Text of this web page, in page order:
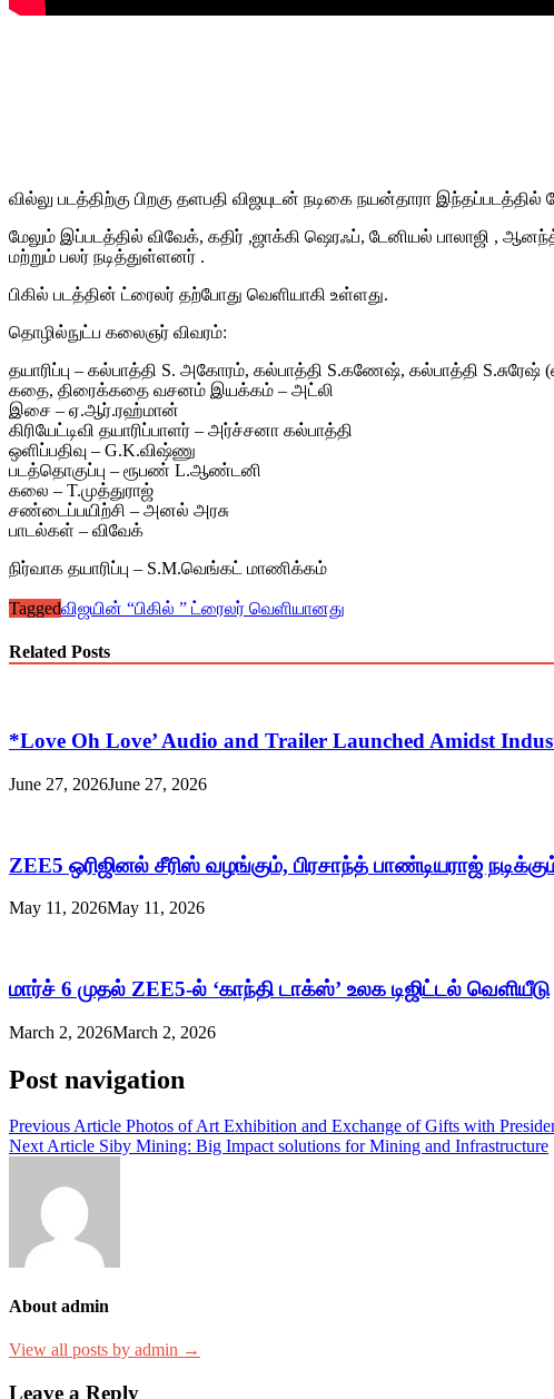
வில்லு படத்திற்கு பிறகு தளபதி விஜயுடன் நடிகை நயன்தாரா இந்தப்படத்தில்
மேலும் இப்படத்தில் விவேக், கதிர் ,ஜாக்கி ஷெரஃப், டேனியல் பாலாஜி ,
மற்றும் பலர் நடித்துள்ளனர் .
பிகில் படத்தின் ட்ரைலர் தற்போது வெளியாகி உள்ளது.
தொழில்நுட்ப கலைஞர் விவரம்:
தயாரிப்பு – கல்பாத்தி S. அகோரம், கல்பாத்தி S.கணேஷ், கல்பாத்தி
கதை, திரைக்கதை வசனம் இயக்கம் – அட்லி
இசை – ஏ.ஆர்.ரஹ்மான்
கிரியேட்டிவி தயாரிப்பாளர் – அர்ச்சனா கல்பாத்தி
ஒளிப்பதிவு – G.K.விஷ்ணு
படத்தொகுப்பு – ரூபண் L.ஆண்டனி
கலை – T.முத்துராஜ்
சண்டைப்பயிற்சி – அனல் அரசு
பாடல்கள் – விவேக்
நிர்வாக தயாரிப்பு – S.M.வெங்கட் மாணிக்கம்
Taggedவிஜயின் “பிகில் ” ட்ரைலர் வெளியானது
Related Posts
*Love Oh Love’ Audio and Trailer Launched Amidst
June 27, 2026June 27, 2026
ZEE5 ஒரிஜினல் சீரிஸ் வழங்கும், பிரசாந்த் பாண்டியராஜ்
May 11, 2026May 11, 2026
மார்ச் 6 முதல் ZEE5-ல் ‘காந்தி டாக்ஸ்’ உலக டிஜிட்டல் வெளியீடு
March 2, 2026March 2, 2026
Post navigation
Previous Article Photos of Art Exhibition and Exchange of Gifts with
Next Article Siby Mining: Big Impact solutions for Mining and Infrastructure
About admin
View all posts by admin →
Leave a Reply